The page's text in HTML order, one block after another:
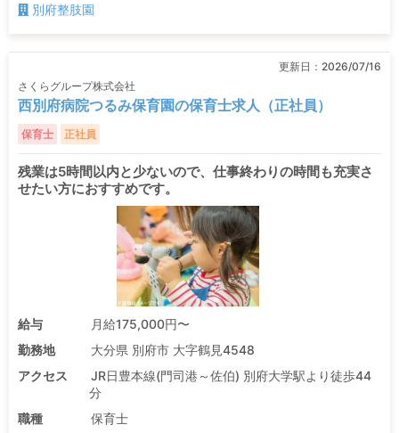
別府整肢園
更新日： 2026/07/16
さくらグループ株式会社
西別府病院つるみ保育園の保育士求人（正社員）
保育士 正社員
残業は5時間以内と少ないので、仕事終わりの時間も充実さ
せたい方におすすめです。
給与
月給175,000円〜
勤務地
大分県 別府市 大字鶴見4548
アクセス
JR日豊本線(門司港～佐伯) 別府大学駅より徒歩44
分
職種
保育士